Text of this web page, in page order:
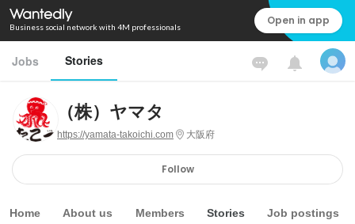
Business social network with 4M professionals Open in app
Jobs Stories
（株）ヤマタ
https://yamata-takoichi.com 大阪府
Follow
Home About us Members Stories Job postings